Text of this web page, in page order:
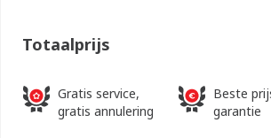
Totaalprijs
Gratis service,
gratis annulering
Beste
garantie